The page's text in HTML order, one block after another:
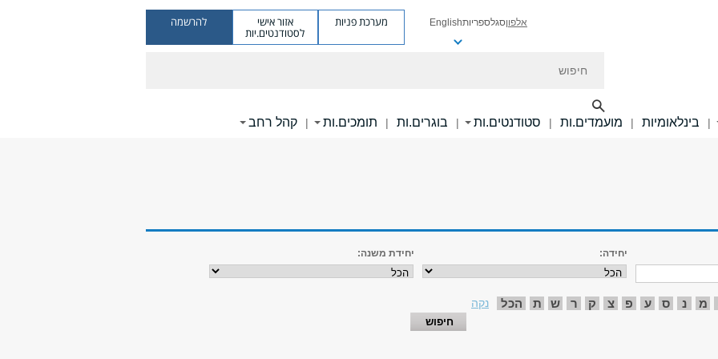
אלפוןסגלספריותEnglish מערכת פניות אזור אישי
לסטודנטים.יות
להרשמה
| בינלאומיות | מועמדים.ות | סטודנטים.ות | בוגרים.ות | תומכים.ות | קהל רחב
יחידה: יחידת משנה:
מ נ ס ע פ צ ק ר ש ת הכל נקה